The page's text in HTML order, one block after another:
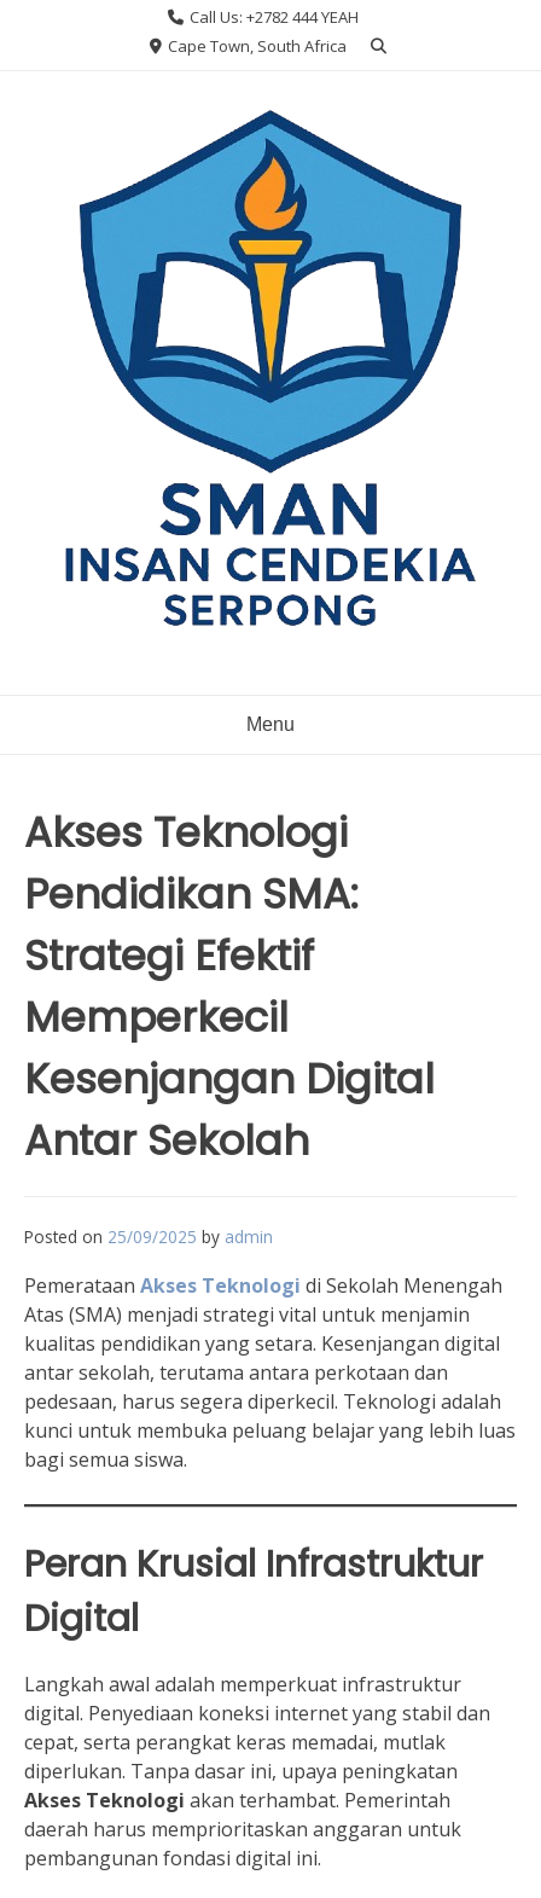
Call Us: +2782 444 YEAH
Cape Town, South Africa
Menu
Akses Teknologi
Pendidikan SMA:
Strategi Efektif
Memperkecil
Kesenjangan Digital
Antar Sekolah
Posted on 25/09/2025 by admin
Pemerataan Akses Teknologi di Sekolah Menengah
Atas (SMA) menjadi strategi vital untuk menjamin
kualitas pendidikan yang setara. Kesenjangan digital
antar sekolah, terutama antara perkotaan dan
pedesaan, harus segera diperkecil. Teknologi adalah
kunci untuk membuka peluang belajar yang lebih luas
bagi semua siswa.
Peran Krusial Infrastruktur
Digital
Langkah awal adalah memperkuat infrastruktur
digital. Penyediaan koneksi internet yang stabil dan
cepat, serta perangkat keras memadai, mutlak
diperlukan. Tanpa dasar ini, upaya peningkatan
Akses Teknologi akan terhambat. Pemerintah
daerah harus memprioritaskan anggaran untuk
pembangunan fondasi digital ini.